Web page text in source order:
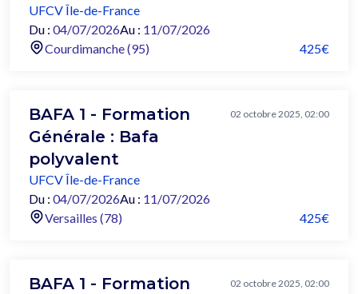
UFCV Île-de-France
Du : 04/07/2026Au : 11/07/2026
Courdimanche (95)
425€
BAFA 1 - Formation
Générale : Bafa
polyvalent
02 octobre 2025, 02:00
UFCV Île-de-France
Du : 04/07/2026Au : 11/07/2026
Versailles (78)
425€
BAFA 1 - Formation
02 octobre 2025, 02:00